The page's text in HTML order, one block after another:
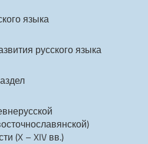
языка
русского языка
(X – XIV вв.)